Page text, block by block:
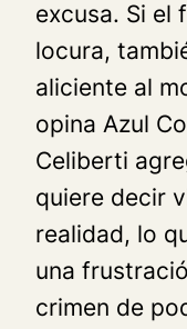
excusa. Si el
locura,
aliciente al
opina Azul
Celiberti
quiere decir
realidad, lo
una
crimen de